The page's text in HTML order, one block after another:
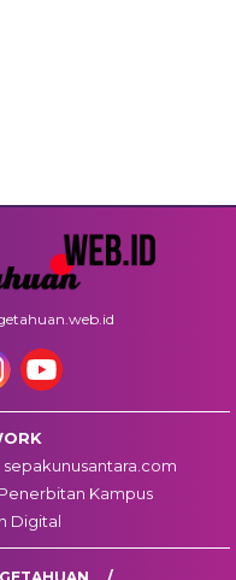
sepakunusantara.com
Penerbitan Kampus
Digital